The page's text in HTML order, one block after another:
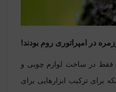
در امپراتوری روم بودند!
در ساخت لوازم چوبی و
برای ترکیب ابزارهایی برای